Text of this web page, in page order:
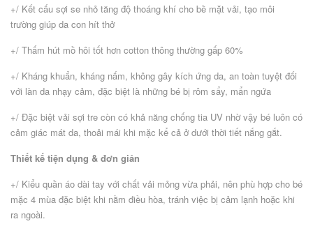
+/ Kết cấu sợi se nhỏ tăng độ thoáng khí cho bề mặt vải, tạo môi
trường giúp da con hít thở
+/ Thấm hút mồ hôi tốt hơn cotton thông thường gấp 60%
+/ Kháng khuẩn, kháng nấm, không gây kích ứng da, an toàn tuyệt đối
với làn da nhạy cảm, đặc biệt là những bé bị rôm sẩy, mẩn ngứa
+/ Đặc biệt vải sợi tre còn có khả năng chống tia UV nhờ vậy bé luôn có
cảm giác mát da, thoải mái khi mặc kể cả ở dưới thời tiết nắng gắt.
Thiết kế tiện dụng & đơn giản
+/ Kiểu quần áo dài tay với chất vải mỏng vừa phải, nên phù hợp cho bé
mặc 4 mùa đặc biệt khi nằm điều hòa, tránh việc bị cảm lạnh hoặc khi
ra ngoài.